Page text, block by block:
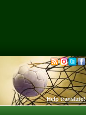
Help translate!